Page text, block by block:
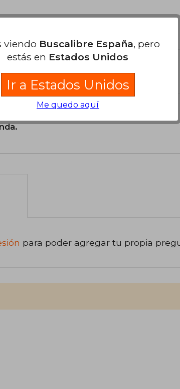
para poder agregar tu propia
viendo Buscalibre España, pero
estás en Estados Unidos
Ir a Estados Unidos
Me quedo aquí